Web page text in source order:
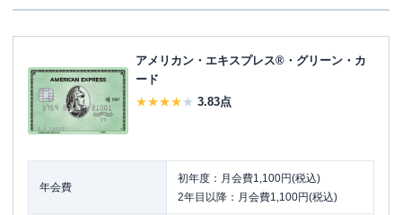
アメリカン・エキスプレス®・グリーン・カ
ード
3.83点
年会費
初年度：月会費1,100円(税込)
2年目以降：月会費1,100円(税込)